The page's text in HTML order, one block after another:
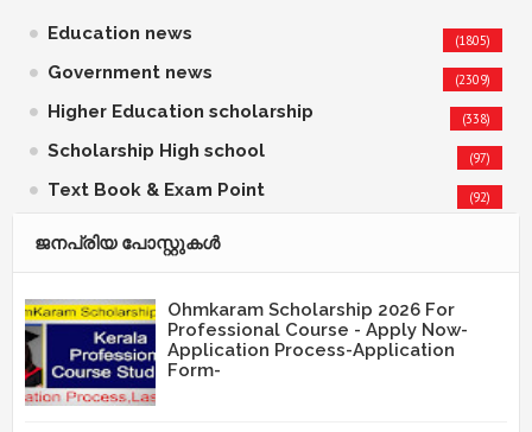
Education news (1805)
Government news (2309)
Higher Education scholarship (338)
Scholarship High school (97)
Text Book & Exam Point (92)
ജനപ്രിയ പോസ്റ്റുകള്‍‌
Ohmkaram Scholarship 2026 For
Professional Course - Apply Now-
Application Process-Application
Form-